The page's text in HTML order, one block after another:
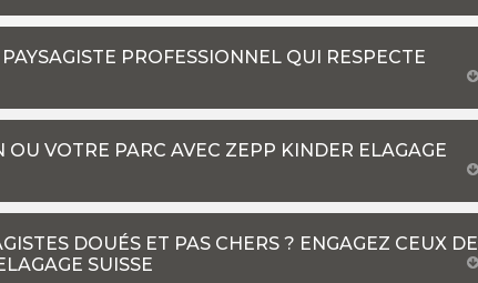
PROFESSIONNEL QUI RESPECTE
OU VOTRE PARC AVEC ZEPP KINDER ELAGAGE
DOUÉS ET PAS CHERS ? ENGAGEZ CEUX DE
SUISSE